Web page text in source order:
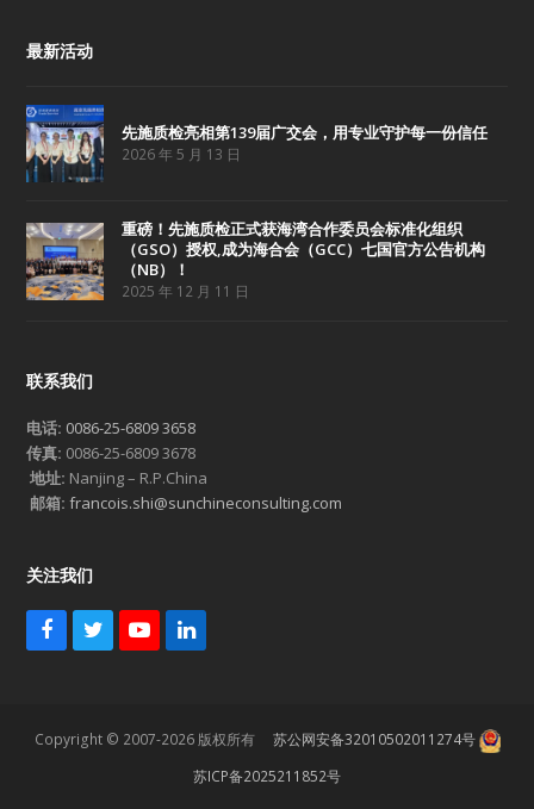
最新活动
先施质检亮相第139届广交会，用专业守护每一份信任
2026 年 5 月 13 日
重磅！先施质检正式获海湾合作委员会标准化组织
（GSO）授权,成为海合会（GCC）七国官方公告机构
（NB）！
2025 年 12 月 11 日
联系我们
电话: 0086-25-6809 3658
传真: 0086-25-6809 3678
地址: Nanjing – R.P.China
邮箱: francois.shi@sunchineconsulting.com
关注我们
F
o
T
e
Y
b
L
d
n
Copyright © 2007-2026 版权所有 苏公网安备32010502011274号
苏ICP备2025211852号